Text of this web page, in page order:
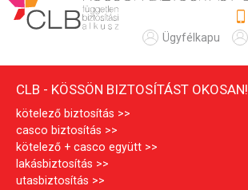
a
tartalomra
L
B
Ügyfélkapu
CLB - KÖSSÖN BIZTOSÍTÁST OKOSAN!
kötelező biztosítás
casco biztosítás
kötelező + casco együtt
lakásbiztosítás
utasbiztosítás